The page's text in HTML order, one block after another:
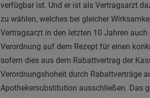
verfügbar ist. Und er ist als Vertragsarzt
zu wählen, welches bei gleicher
Vertragsarzt in den letzten 10 Jahren auch
Verordnung auf dem Rezept für einen
sofern dies aus dem Rabattvertrag der
Verordnungshoheit durch Rabattverträge
Apothekersubstitution ausschließen. Das